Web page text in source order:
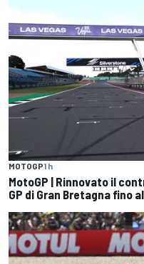
MOTOGP1 h
MotoGP | Rinnovato il
GP di Gran Bretagna fino